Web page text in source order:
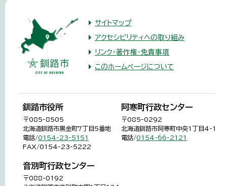
サイトマップ
アクセシビリティへの取り組み
リンク・著作権・免責事項
このホームページについて
釧路市役所
〒085-8505
北海道釧路市黒金町7丁目5番地
電話/0154-23-5151
FAX/0154-23-5222
阿寒町行政センター
〒085-0292
北海道釧路市阿寒町中央1丁目4-1
電話/0154-66-2121
音別町行政センター
〒088-0192